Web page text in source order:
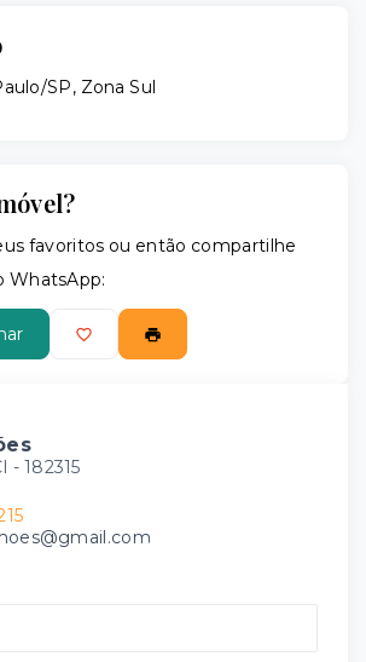
SP, Zona Sul
favoritos ou então compartilhe
WhatsApp:
- 182315